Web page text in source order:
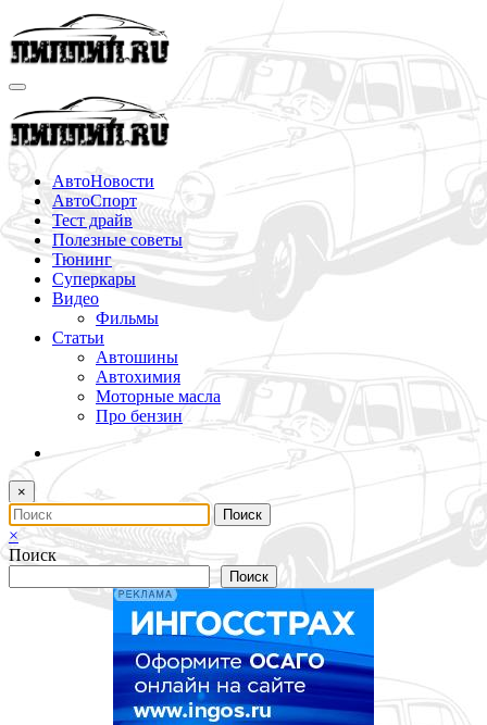
Перейти
к
содержимому
АвтоНовости
АвтоСпорт
Тест драйв
Полезные советы
Тюнинг
Суперкары
Видео
Фильмы
Статьи
Автошины
Автохимия
Моторные масла
Про бензин
×
×
Поиск
Поиск